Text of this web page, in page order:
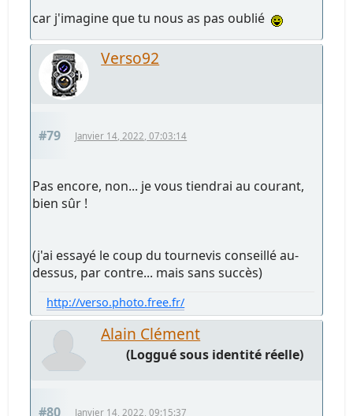
car j'imagine que tu nous as pas oublié
Verso92
#79 Janvier 14, 2022, 07:03:14
Pas encore, non... je vous tiendrai au courant,
bien sûr !
(j'ai essayé le coup du tournevis conseillé au-
dessus, par contre... mais sans succès)
http://verso.photo.free.fr/
Alain Clément
(Loggué sous identité réelle)
#80 Janvier 14, 2022, 09:15:37